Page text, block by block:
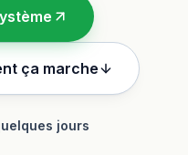
ça marche
jours